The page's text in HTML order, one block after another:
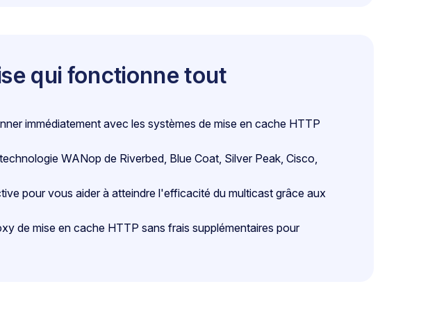
qui fonctionne tout
immédiatement avec les systèmes de mise en cache HTTP
WANop de Riverbed, Blue Coat, Silver Peak, Cisco,
pour vous aider à atteindre l'efficacité du multicast grâce aux
de mise en cache HTTP sans frais supplémentaires pour